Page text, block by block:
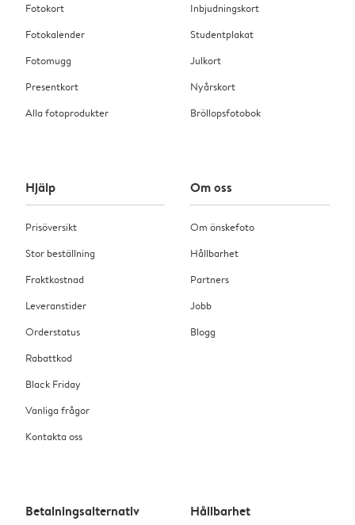
Fotokort
Fotokalender
Fotomugg
Presentkort
Alla fotoprodukter
Inbjudningskort
Studentplakat
Julkort
Nyårskort
Bröllopsfotobok
Hjälp
Prisöversikt
Stor beställning
Fraktkostnad
Leveranstider
Orderstatus
Rabattkod
Black Friday
Vanliga frågor
Kontakta oss
Om oss
Om önskefoto
Hållbarhet
Partners
Jobb
Blogg
Betalningsalternativ Hållbarhet